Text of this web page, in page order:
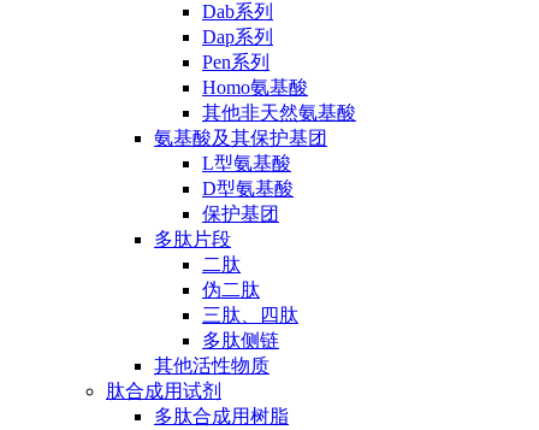
Dab系列
Dap系列
Pen系列
Homo氨基酸
其他非天然氨基酸
氨基酸及其保护基团
L型氨基酸
D型氨基酸
保护基团
多肽片段
二肽
伪二肽
三肽、四肽
多肽侧链
其他活性物质
肽合成用试剂
多肽合成用树脂